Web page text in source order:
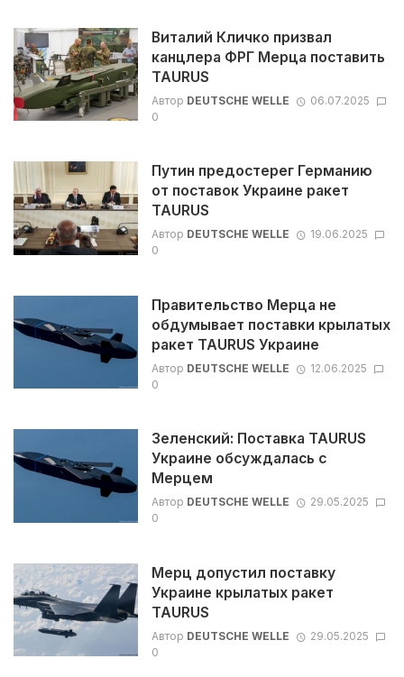
Виталий Кличко призвал
канцлера ФРГ Мерца поставить
TAURUS
Автор DEUTSCHE WELLE
06.07.2025
0
Путин предостерег Германию
от поставок Украине ракет
TAURUS
Автор DEUTSCHE WELLE
19.06.2025
0
Правительство Мерца не
обдумывает поставки крылатых
ракет TAURUS Украине
Автор DEUTSCHE WELLE
12.06.2025
0
Зеленский: Поставка TAURUS
Украине обсуждалась с
Мерцем
Автор DEUTSCHE WELLE
29.05.2025
0
Мерц допустил поставку
Украине крылатых ракет
TAURUS
Автор DEUTSCHE WELLE
29.05.2025
0